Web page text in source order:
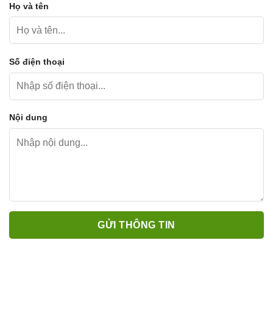
Họ và tên
Số điện thoại
Nội dung